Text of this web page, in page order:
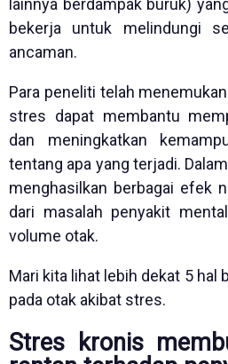
bekerja untuk melindungi
ancaman.
Para peneliti telah
stres dapat membantu
dan meningkatkan
tentang apa yang terjadi.
menghasilkan berbagai efek
dari masalah penyakit
volume otak.
Mari kita lihat lebih dekat 5 hal
pada otak akibat stres.
Stres kronis